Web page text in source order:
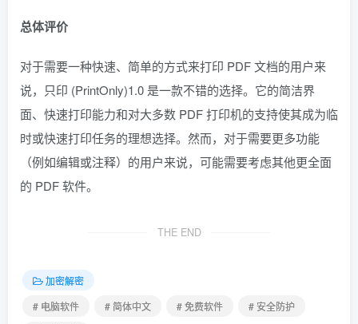
总体评价
对于需要一种快速、简单的方式来打印 PDF 文档的用户来
说，只印 (PrintOnly)1.0 是一款不错的选择。它的简洁界
面、快速打印能力和对大多数 PDF 打印机的支持使其成为临
时或快速打印任务的理想选择。然而，对于需要更多功能
（例如编辑或注释）的用户来说，可能需要考虑其他更全面
的 PDF 软件。
THE END
加密解密
# 电脑软件
# 简体中文 # 免费软件
# 安全防护